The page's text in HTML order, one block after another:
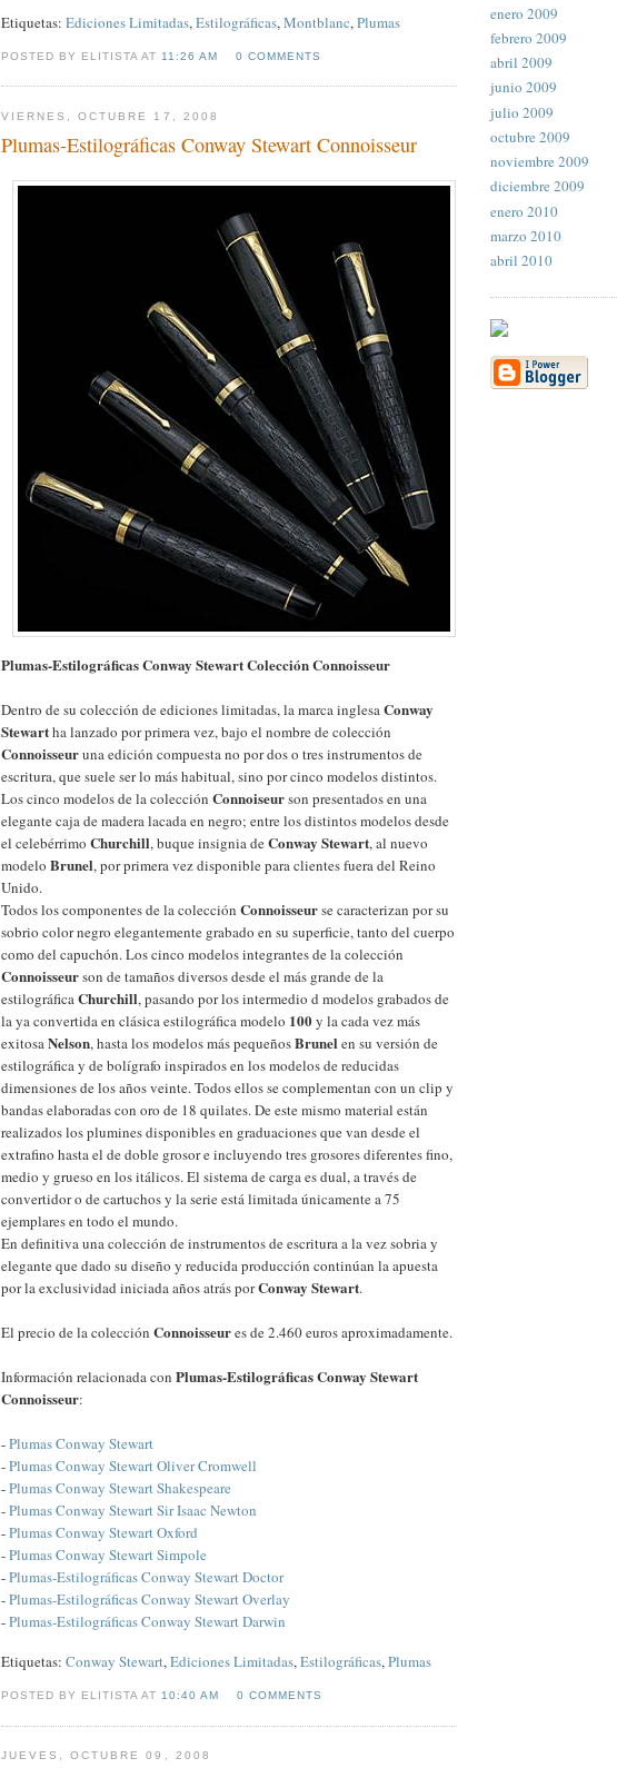
Etiquetas: Ediciones Limitadas,Estilográficas,Montblanc,Plumas
POSTED BY ELITISTA AT 11:26 AM 0 COMMENTS
VIERNES, OCTUBRE 17, 2008
Plumas-Estilográficas Conway Stewart Connoisseur
Plumas-Estilográficas Conway Stewart Colección Connoisseur
Dentro de su colección de ediciones limitadas, la marca inglesaConway
Stewartha lanzado por primera vez, bajo el nombre de colección
Connoisseuruna edición compuesta no por dos o tres instrumentos de
escritura, que suele ser lo más habitual, sino por cinco modelos distintos.
Los cinco modelos de la colección Connoiseurson presentados en una
elegante caja de madera lacada en negro; entre los distintos modelos desde
el celebérrimo Churchill, buque insignia deConway Stewart, al nuevo
modelo Brunel, por primera vez disponible para clientes fuera del Reino
Unido.
Todos los componentes de la colección Connoisseurse caracterizan por su
sobrio color negro elegantemente grabado en su superficie, tanto del cuerpo
como del capuchón. Los cinco modelos integrantes de la colección
Connoisseurson de tamaños diversos desde el más grande de la
estilográficaChurchill, pasando por los intermedio d modelos grabados de
la ya convertida en clásica estilográfica modelo 100y la cada vez más
exitosaNelson, hasta los modelos más pequeñosBrunelen su versión de
estilográfica y de bolígrafo inspirados en los modelos de reducidas
dimensiones de los años veinte. Todos ellos se complementan con un clip y
bandas elaboradas con oro de 18 quilates. De este mismo material están
realizados los plumines disponibles en graduaciones que van desde el
extrafino hasta el de doble grosor e incluyendo tres grosores diferentes fino,
medio y grueso en los itálicos. El sistema de carga es dual, a través de
convertidor o de cartuchos y la serie está limitada únicamente a 75
ejemplares en todo el mundo.
En definitiva una colección de instrumentos de escritura a la vez sobria y
elegante que dado su diseño y reducida producción continúan la apuesta
por la exclusividad iniciada años atrás porConway Stewart.
El precio de la colección Connoisseures de 2.460 euros aproximadamente.
Información relacionada con Plumas-Estilográficas Conway Stewart
Connoisseur:
-Plumas Conway Stewart
-Plumas Conway Stewart Oliver Cromwell
-Plumas Conway Stewart Shakespeare
-Plumas Conway Stewart Sir Isaac Newton
-Plumas Conway Stewart Oxford
-Plumas Conway Stewart Simpole
-Plumas-Estilográficas Conway Stewart Doctor
-Plumas-Estilográficas Conway Stewart Overlay
-Plumas-Estilográficas Conway Stewart Darwin
Etiquetas: Conway Stewart,Ediciones Limitadas,Estilográficas,Plumas
POSTED BY ELITISTA AT10:40 AM 0 COMMENTS
JUEVES, OCTUBRE 09, 2008
enero 2009
febrero 2009
abril 2009
junio 2009
julio 2009
octubre 2009
noviembre 2009
diciembre 2009
enero 2010
marzo 2010
abril 2010